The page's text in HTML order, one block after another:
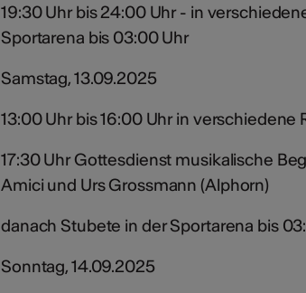
19:30 Uhr bis 24:00 Uhr - in
Sportarena bis 03:00 Uhr
Samstag, 13.09.2025
13:00 Uhr bis 16:00 Uhr in verschiedene
17:30 Uhr Gottesdienst musikalische
Amici und Urs Grossmann (Alphorn)
danach Stubete in der Sportarena bis
Sonntag, 14.09.2025